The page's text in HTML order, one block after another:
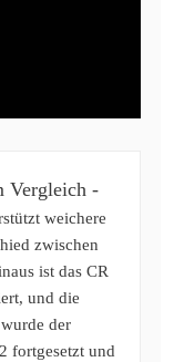
Vergleich -
weichere
zwischen
ist das CR
und die
der
fortgesetzt und